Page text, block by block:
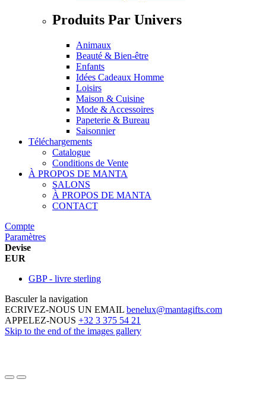
Produits Par Univers
Animaux
Beauté & Bien-être
Enfants
Idées Cadeaux Homme
Loisirs
Maison & Cuisine
Mode & Accessoires
Papeterie & Bureau
Saisonnier
Téléchargements
Catalogue
Conditions de Vente
À PROPOS DE MANTA
SALONS
À PROPOS DE MANTA
CONTACT
Compte
Paramètres
Devise
EUR
GBP - livre sterling
Basculer la navigation
ECRIVEZ-NOUS UN EMAIL benelux@mantagifts.com
APPELEZ-NOUS +32 3 375 54 21
Skip to the end of the images gallery